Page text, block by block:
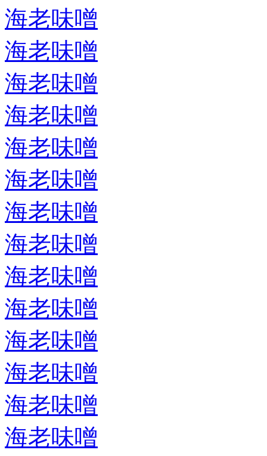
海老味噌
海老味噌
海老味噌
海老味噌
海老味噌
海老味噌
海老味噌
海老味噌
海老味噌
海老味噌
海老味噌
海老味噌
海老味噌
海老味噌